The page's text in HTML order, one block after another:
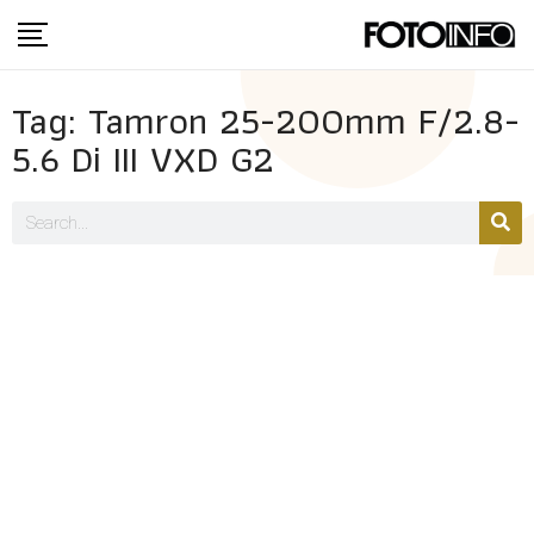
Tag: Tamron​ 25-200mm F/2.8-
5.6 Di III VXD G2